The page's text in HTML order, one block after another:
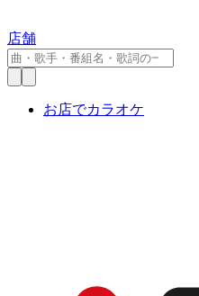
店舗
お店でカラオケ